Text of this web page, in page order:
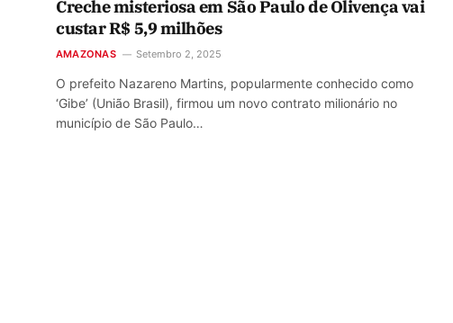
Creche misteriosa em São Paulo de Olivença vai
custar R$ 5,9 milhões
AMAZONAS Setembro 2, 2025
O prefeito Nazareno Martins, popularmente conhecido como
‘Gibe’ (União Brasil), firmou um novo contrato milionário no
município de São Paulo…